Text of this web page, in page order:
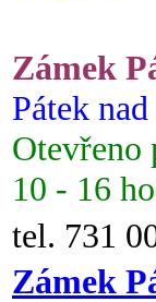
Zámek
Pátek
Otevřeno
10 - 16
tel. 731
Zámek